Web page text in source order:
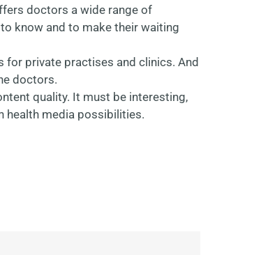
doctors a wide range of
know and to make their waiting
for private practises and clinics. And
doctors.
quality. It must be interesting,
health media possibilities.